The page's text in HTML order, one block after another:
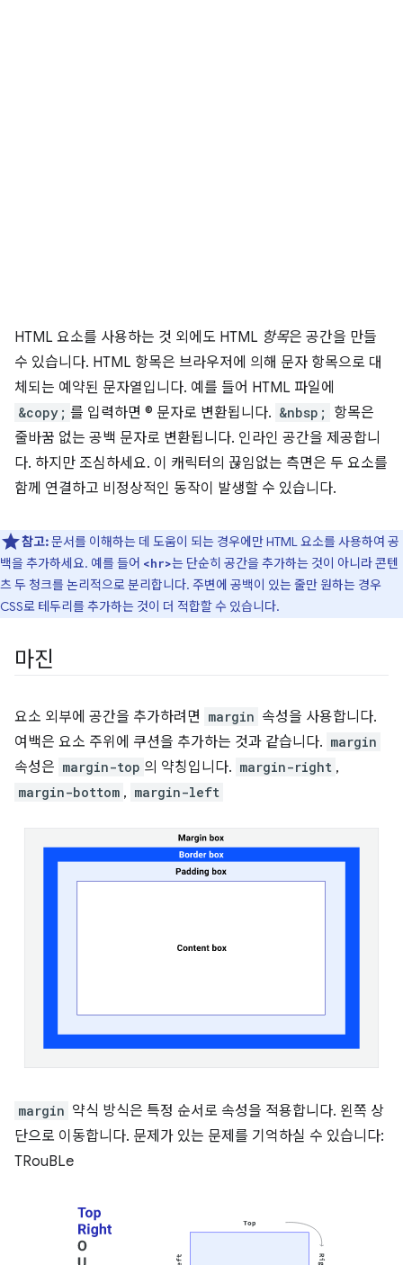
HTML 요소를 사용하는 것 외에도 HTML 항목은 공간을 만들
수 있습니다. HTML 항목은 브라우저에 의해 문자 항목으로 대
체되는 예약된 문자열입니다. 예를 들어 HTML 파일에
&copy; 를 입력하면 © 문자로 변환됩니다. &nbsp;
항목은
줄바꿈 없는 공백 문자로 변환됩니다. 인라인 공간을 제공합니
다. 하지만 조심하세요. 이 캐릭터의 끊임없는 측면은 두 요소를
함께 연결하고 비정상적인 동작이 발생할 수 있습니다.
참고:문서를 이해하는 데 도움이 되는 경우에만 HTML 요소를 사용하여 공
백을 추가하세요. 예를 들어 <hr>는 단순히 공간을 추가하는 것이 아니라 콘텐
츠 두 청크를 논리적으로 분리합니다. 주변에 공백이 있는 줄만 원하는 경우
CSS로 테두리를 추가하는 것이 더 적합할 수 있습니다.
마진
요소 외부에 공간을 추가하려면 margin 속성을 사용합니다.
여백은 요소 주위에 쿠션을 추가하는 것과 같습니다. margin
속성은 margin-top 의 약칭입니다. margin-right ,
margin-bottom , margin-left
margin 약식 방식은 특정 순서로 속성을 적용합니다. 왼쪽 상
단으로 이동합니다. 문제가 있는 문제를 기억하실 수 있습니다:
TRouBLe